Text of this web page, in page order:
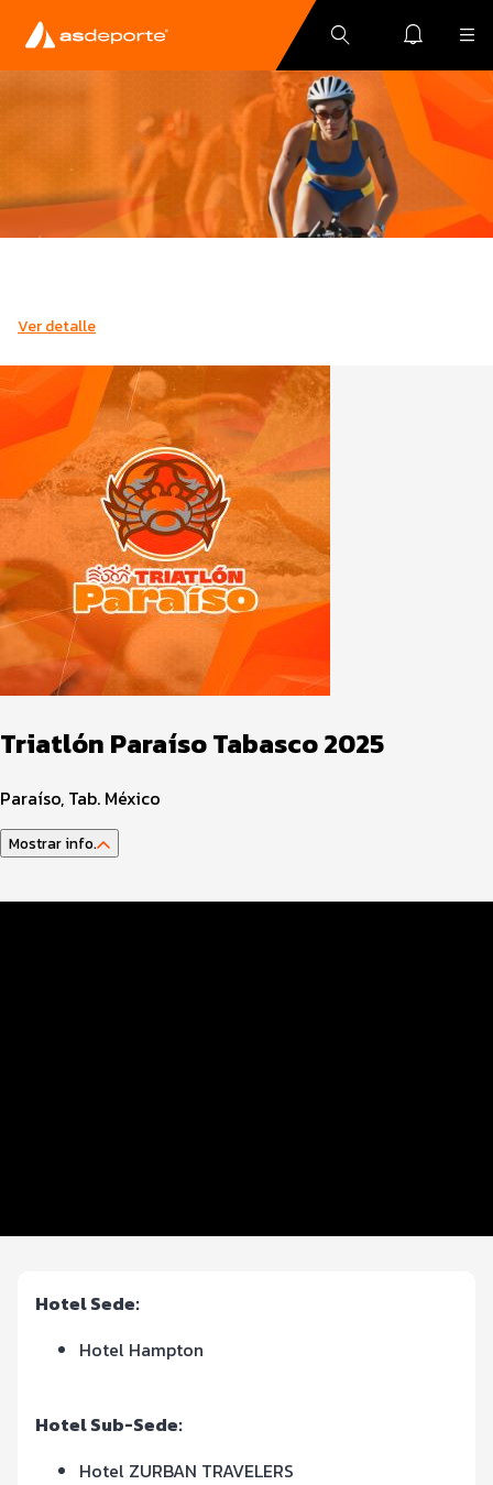
Ver detalle
Triatlón Paraíso Tabasco 2025
Paraíso, Tab. México
Mostrar info.
Hotel Sede:
Hotel Hampton
Hotel Sub-Sede:
Hotel ZURBAN TRAVELERS